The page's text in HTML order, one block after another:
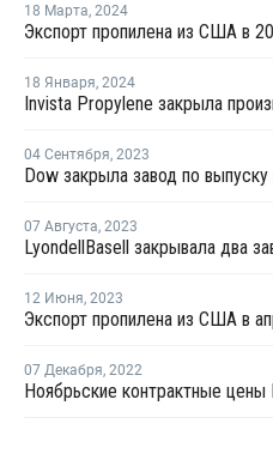
18 Марта, 2024
Экспорт пропилена из США в
18 Января, 2024
Invista Propylene закрыла
04 Сентября, 2023
Dow закрыла завод по
07 Августа, 2023
12 Июня, 2023
Экспорт пропилена из США в
07 Декабря, 2022
Ноябрьские контрактные